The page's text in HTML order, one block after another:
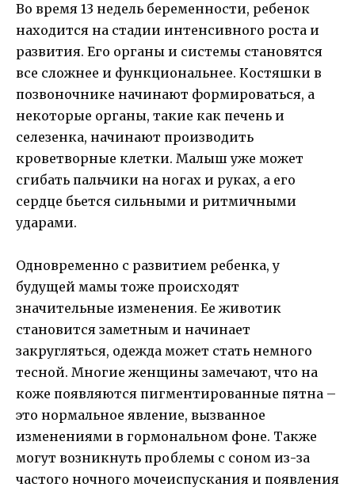
Во время 13 недель беременности, ребенок
находится на стадии интенсивного роста и
развития. Его органы и системы становятся
все сложнее и функциональнее. Костяшки в
позвоночнике начинают формироваться, а
некоторые органы, такие как печень и
селезенка, начинают производить
кроветворные клетки. Малыш уже может
сгибать пальчики на ногах и руках, а его
сердце бьется сильными и ритмичными
ударами.
Одновременно с развитием ребенка, у
будущей мамы тоже происходят
значительные изменения. Ее животик
становится заметным и начинает
закругляться, одежда может стать немного
тесной. Многие женщины замечают, что на
коже появляются пигментированные пятна –
это нормальное явление, вызванное
изменениями в гормональном фоне. Также
могут возникнуть проблемы с соном из-за
частого ночного мочеиспускания и появления